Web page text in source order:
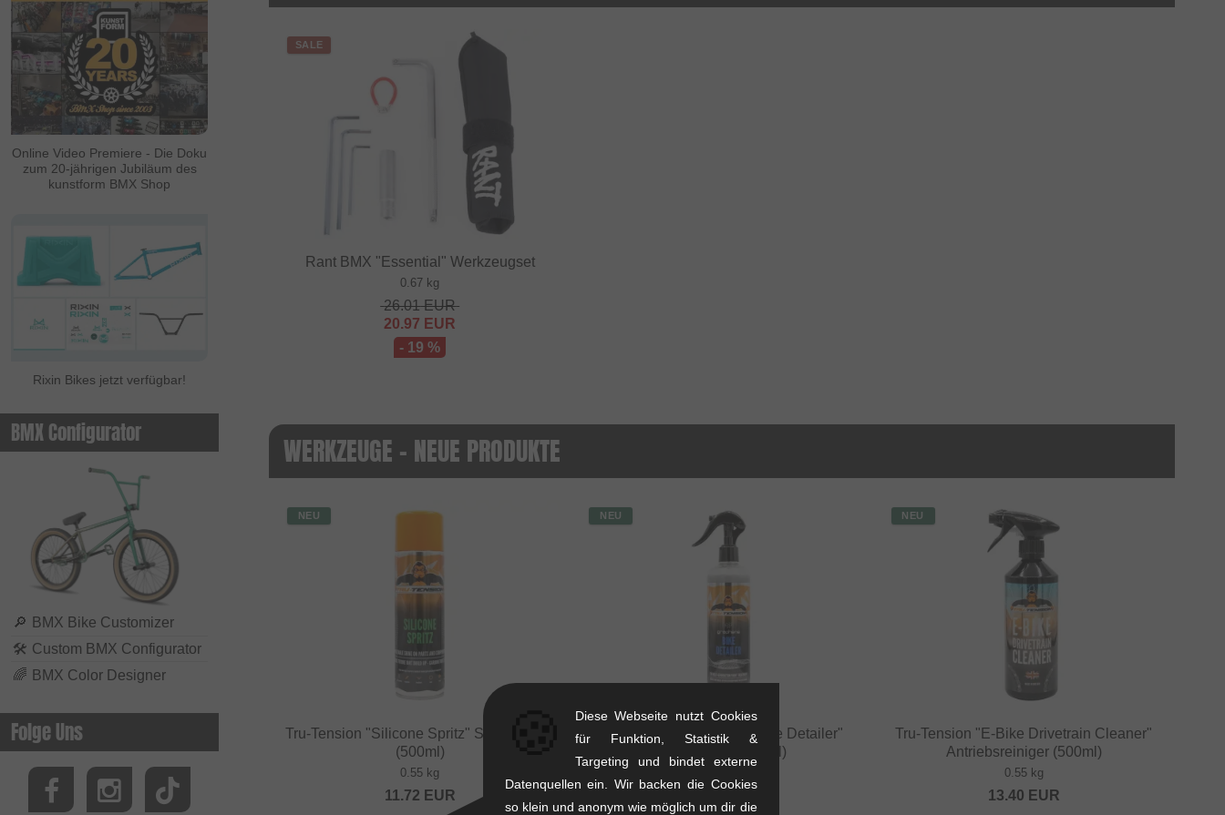
Online Video Premiere - Die Doku
zum 20-jährigen Jubiläum des
kunstform BMX Shop
Rixin Bikes jetzt verfügbar!
BMX Configurator
🔎 BMX Bike Customizer
🛠 Custom BMX Configurator
🌈 BMX Color Designer
Folge Uns
SALE
Rant BMX "Essential" Werkzeugset
0.67 kg
26.01EUR
20.97 EUR
- 19 %
WERKZEUGE - NEUE PRODUKTE
NEU
Tru-Tension "Silicone Spritz" Silikonspray
(500ml)
0.55 kg
11.72 EUR
NEU
Tru-Tension "Graphene Bike Detailer"
Pflegespray (400ml)
NEU
Tru-Tension "E-Bike Drivetrain Cleaner"
Antriebsreiniger (500ml)
0.55 kg
13.40 EUR
Diese Webseite nutzt Cookies
für Funktion, Statistik &
Targeting und bindet externe
Datenquellen ein. Wir backen die Cookies
so klein und anonym wie möglich um dir die